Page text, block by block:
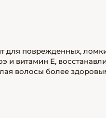
поврежденных,
витамин Е,
волосы более